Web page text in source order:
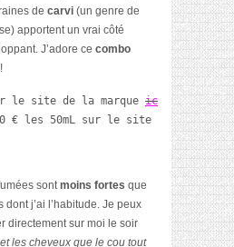
de carvi (un genre de
apportent un vrai côté
J’adore ce combo
!
le site de la marque ici
€ les 50mL sur le site de My
sontmoins fortes que
dont j’ai l’habitude. Je peux
directement sur moi le soir
les cheveux que le cou tout